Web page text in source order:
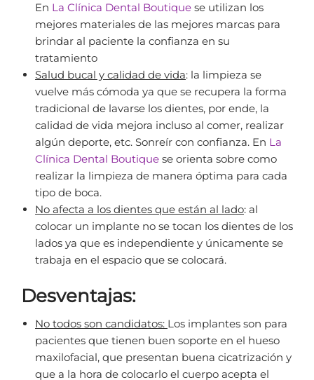
En La Clínica Dental Boutique se utilizan los
mejores materiales de las mejores marcas para
brindar al paciente la confianza en su
tratamiento
Salud bucal y calidad de vida: la limpieza se
vuelve más cómoda ya que se recupera la forma
tradicional de lavarse los dientes, por ende, la
calidad de vida mejora incluso al comer, realizar
algún deporte, etc. Sonreír con confianza. En La
Clínica Dental Boutique se orienta sobre como
realizar la limpieza de manera óptima para cada
tipo de boca.
No afecta a los dientes que están al lado: al
colocar un implante no se tocan los dientes de los
lados ya que es independiente y únicamente se
trabaja en el espacio que se colocará.
Desventajas:
No todos son candidatos: Los implantes son para
pacientes que tienen buen soporte en el hueso
maxilofacial, que presentan buena cicatrización y
que a la hora de colocarlo el cuerpo acepta el